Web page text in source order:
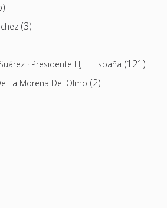
(3)
· Presidente FIJET España (121)
La Morena Del Olmo (2)